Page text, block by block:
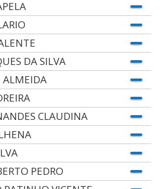
DA SILVA
CLAUDINA
PEDRO